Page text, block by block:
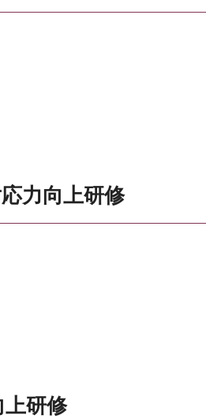
力向上研修
研修